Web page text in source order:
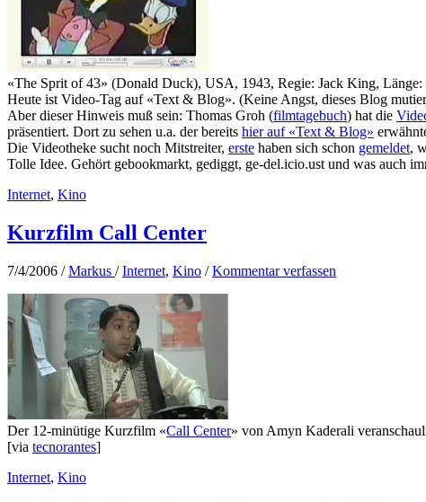
«The Sprit of 43» (Donald Duck), USA, 1943, Regie: Jack King, Länge:
Heute ist Video-Tag auf «Text & Blog». (Keine Angst, dieses Blog
Aber dieser Hinweis muß sein: Thomas Groh (filmtagebuch) hat die
präsentiert. Dort zu sehen u.a. der bereits hier auf «Text & Blog»
Die Videotheke sucht noch Mitstreiter, erste haben sich schon gemeldet,
Tolle Idee. Gehört gebookmarkt, gediggt, ge-del.icio.ust und was auch
Internet, Kino
Kurzfilm Call Center
7/4/2006 /Markus /Internet, Kino /Kommentar verfassen
Der 12-minütige Kurzfilm «Call Center» von Amyn Kaderali
[via tecnorantes]
Internet, Kino